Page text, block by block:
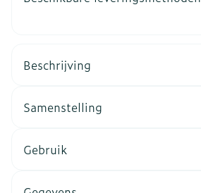
Beschrijving
Samenstelling
Gebruik